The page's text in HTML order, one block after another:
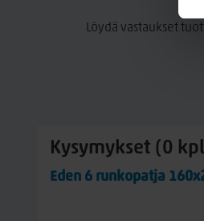
Löydä vastaukset
Kysymykset (0
Eden 6 runkopatja